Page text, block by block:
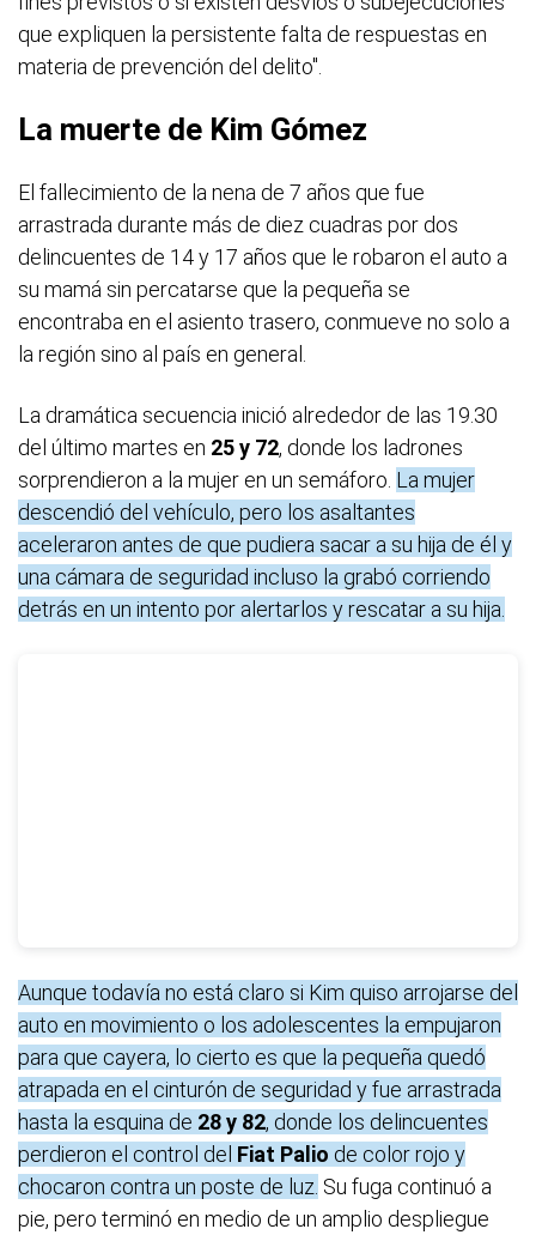
que expliquen la persistente falta de respuestas en
materia de prevención del delito".
La muerte de Kim Gómez
El fallecimiento de la nena de 7 años que fue
arrastrada durante más de diez cuadras por dos
delincuentes de 14 y 17 años que le robaron el auto a
su mamá sin percatarse que la pequeña se
encontraba en el asiento trasero, conmueve no solo a
la región sino al país en general.
La dramática secuencia inició alrededor de las 19.30
del último martes en 25 y 72, donde los ladrones
sorprendieron a la mujer en un semáforo. La mujer
descendió del vehículo, pero los asaltantes
aceleraron antes de que pudiera sacar a su hija de él y
una cámara de seguridad incluso la grabó corriendo
detrás en un intento por alertarlos y rescatar a su hija.
Aunque todavía no está claro si Kim quiso arrojarse del
auto en movimiento o los adolescentes la empujaron
para que cayera, lo cierto es que la pequeña quedó
atrapada en el cinturón de seguridad y fue arrastrada
hasta la esquina de 28 y 82, donde los delincuentes
perdieron el control del Fiat Palio de color rojo y
chocaron contra un poste de luz. Su fuga continuó a
pie, pero terminó en medio de un amplio despliegue